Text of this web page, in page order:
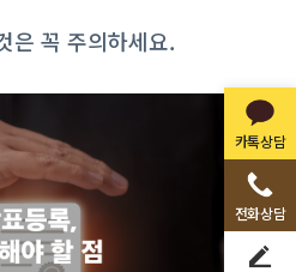
카톡상담
전화상담
은 꼭 주의하세요.